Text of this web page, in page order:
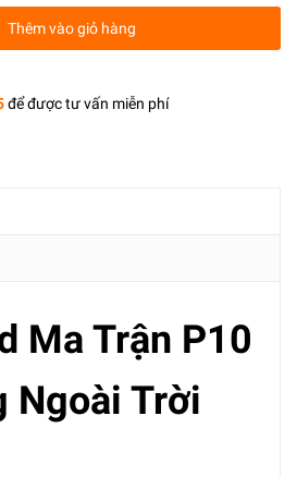
Thêm vào giỏ hàng
để được tư vấn miễn phí
Ma Trận P10
Ngoài Trời